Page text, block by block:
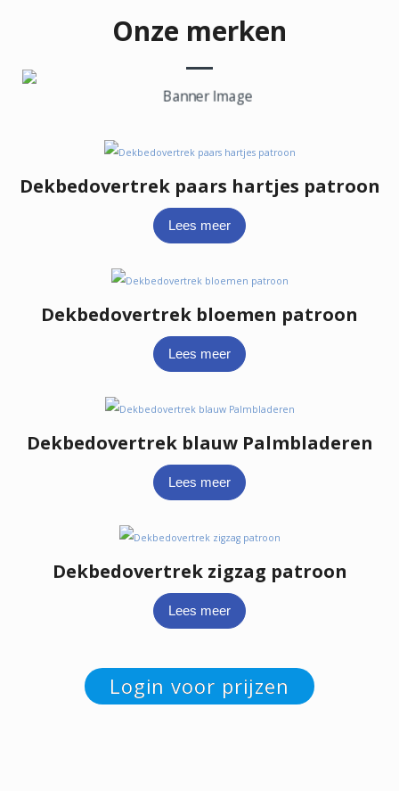
Onze merken
Word dealer
Dekbedovertrek paars hartjes patroon
Lees meer
Dekbedovertrek bloemen patroon
Lees meer
Dekbedovertrek blauw Palmbladeren
Lees meer
Dekbedovertrek zigzag patroon
Lees meer
Login voor prijzen